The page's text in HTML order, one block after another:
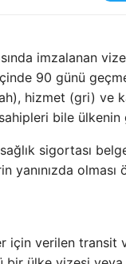
imzalanan
90 günü
hizmet (gri) ve
bile ülkenin
sigortası
yanınızda olması
için verilen